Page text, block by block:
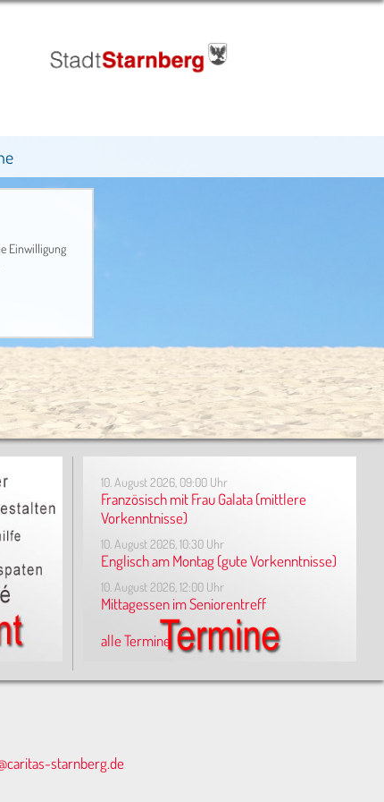
10. August 2026, 09:00 Uhr
Französisch mit Frau Galata (mittlere
Vorkenntnisse)
10. August 2026, 10:30 Uhr
Englisch am Montag (gute Vorkenntnisse)
10. August 2026, 12:00 Uhr
Mittagessen im Seniorentreff
alle Termine
starnberg.de
Einwilligung